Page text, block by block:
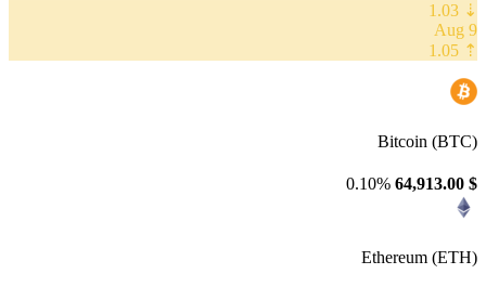
⇣ 1.03
9 Aug
⇡ 1.05
Bitcoin (BTC)
$
64,913.00
0.10%
Ethereum (ETH)